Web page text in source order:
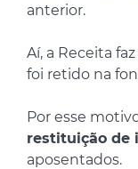
anterior.
Aí, a Receita
foi retido na
Por esse
restituição de
aposentados.